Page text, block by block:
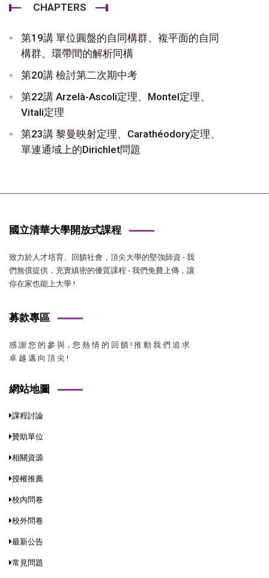
CHAPTERS
第19講 單位圓盤的自同構群、複平面的自同
構群、環帶間的解析同構
第20講 檢討第二次期中考
第22講 Arzelà-Ascoli定理、Montel定理、
Vitali定理
第23講 黎曼映射定理、Carathéodory定理、
單連通域上的Dirichlet問題
國立清華大學開放式課程
致力於人才培育、回饋社會，頂尖大學的堅強師資 - 我
們無償提供，充實縝密的優質課程 - 我們免費上傳，讓
你在家也能上大學 !
募款專區
感 謝 您 的 參 與，您 熱 情 的 回 饋 ! 推 動 我 們 追 求
卓 越 邁 向 頂 尖 !
網站地圖
課程討論
贊助單位
相關資源
授權推薦
校內問卷
校外問卷
最新公告
常見問題